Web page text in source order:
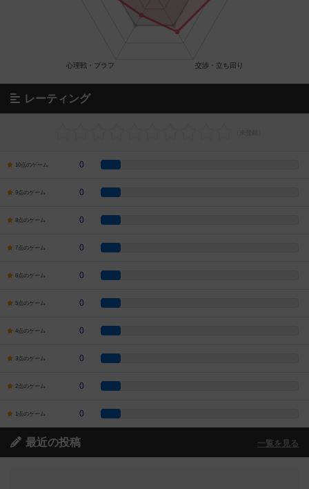
レーティング
10点のゲーム 0
9点のゲーム 0
8点のゲーム 0
7点のゲーム 0
6点のゲーム 0
5点のゲーム 0
4点のゲーム 0
3点のゲーム 0
2点のゲーム 0
1点のゲーム 0
最近の投稿 一覧を見る